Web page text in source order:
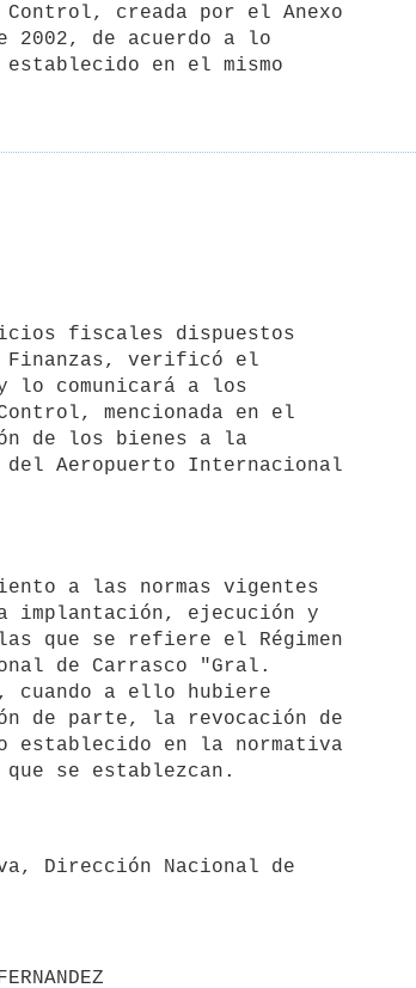
creada por el Anexo
2002, de acuerdo a lo
en el mismo
Finanzas, verificó el
lo comunicará a los
mencionada en el
de los bienes a la
Aeropuerto Internacional
implantación, ejecución y
que se refiere el Régimen
de Carrasco "Gral.
cuando a ello hubiere
de parte, la revocación de
establecido en la normativa